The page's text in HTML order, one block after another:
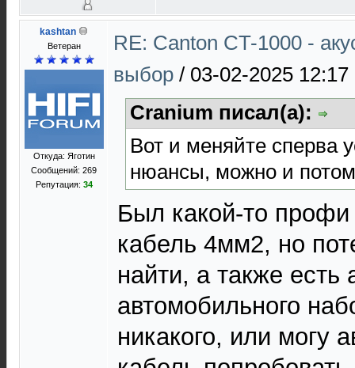
kashtan
Ветеран
Откуда: Яготин
Сообщений: 269
Репутация: 34
RE: Canton CT-1000 -
выбор / 03-02-2025 12:17
Cranium писал(а):
Вот и меняйте сперва
нюансы, можно и
Был какой-то
кабель 4мм2, но
найти, а также есть
автомобильного
никакого, или могу